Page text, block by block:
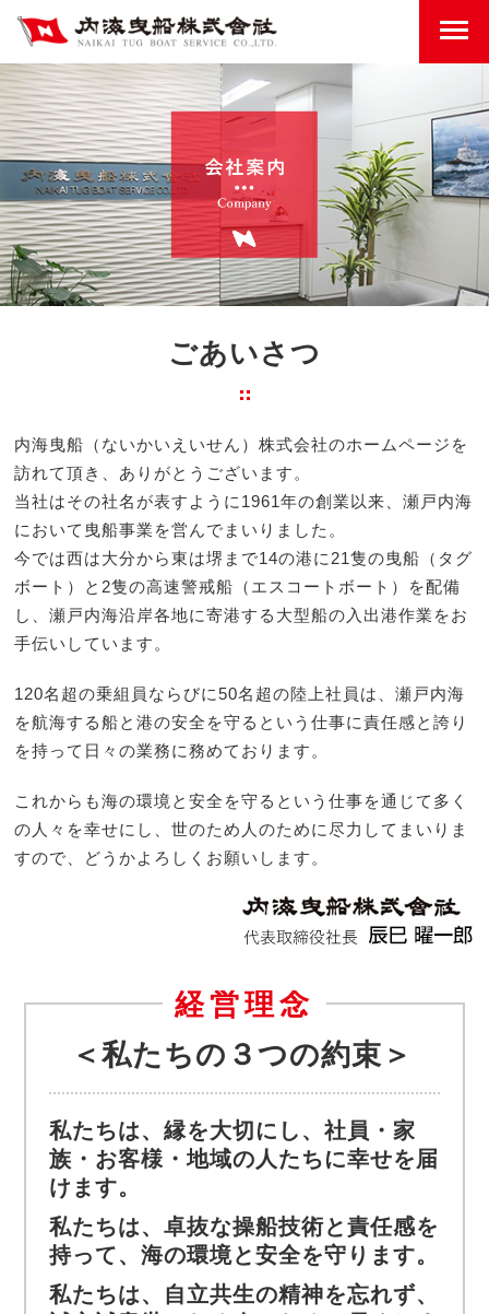
ごあいさつ
内海曳船（ないかいえいせん）株式会社のホームページを
訪れて頂き、ありがとうございます。
当社はその社名が表すように1961年の創業以来、瀬戸内海
において曳船事業を営んでまいりました。
今では西は大分から東は堺まで14の港に21隻の曳船（タグ
ボート）と2隻の高速警戒船（エスコートボート）を配備
し、瀬戸内海沿岸各地に寄港する大型船の入出港作業をお
手伝いしています。
120名超の乗組員ならびに50名超の陸上社員は、瀬戸内海
を航海する船と港の安全を守るという仕事に責任感と誇り
を持って日々の業務に務めております。
これからも海の環境と安全を守るという仕事を通じて多く
の人々を幸せにし、世のため人のために尽力してまいりま
すので、どうかよろしくお願いします。
経営理念
＜私たちの３つの約束＞
私たちは、縁を大切にし、社員・家
族・お客様・地域の人たちに幸せを届
けます。
私たちは、卓抜な操船技術と責任感を
持って、海の環境と安全を守ります。
私たちは、自立共生の精神を忘れず、